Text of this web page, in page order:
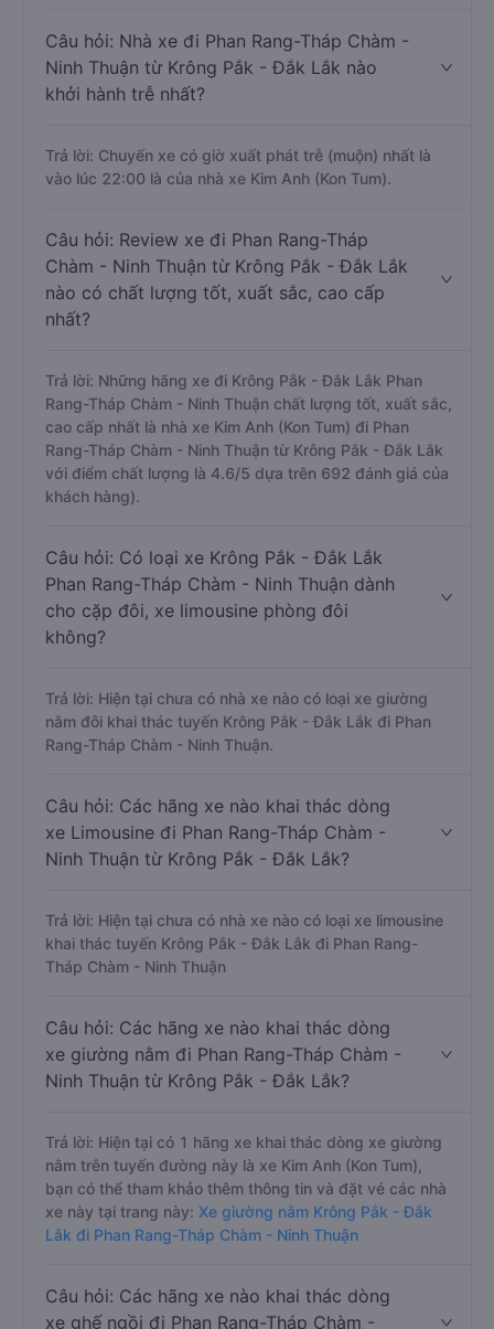
Câu hỏi: Nhà xe đi Phan Rang-Tháp Chàm -
Ninh Thuận từ Krông Pắk - Đắk Lắk nào
khởi hành trễ nhất?
Trả lời: Chuyến xe có giờ xuất phát trễ (muộn) nhất là
vào lúc 22:00 là của nhà xe Kim Anh (Kon Tum).
Câu hỏi: Review xe đi Phan Rang-Tháp
Chàm - Ninh Thuận từ Krông Pắk - Đắk Lắk
nào có chất lượng tốt, xuất sắc, cao cấp
nhất?
Trả lời: Những hãng xe đi Krông Pắk - Đắk Lắk Phan
Rang-Tháp Chàm - Ninh Thuận chất lượng tốt, xuất sắc,
cao cấp nhất là nhà xe Kim Anh (Kon Tum) đi Phan
Rang-Tháp Chàm - Ninh Thuận từ Krông Pắk - Đắk Lắk
với điểm chất lượng là 4.6/5 dựa trên 692 đánh giá của
khách hàng).
Câu hỏi: Có loại xe Krông Pắk - Đắk Lắk
Phan Rang-Tháp Chàm - Ninh Thuận dành
cho cặp đôi, xe limousine phòng đôi
không?
Trả lời: Hiện tại chưa có nhà xe nào có loại xe giường
nằm đôi khai thác tuyến Krông Pắk - Đắk Lắk đi Phan
Rang-Tháp Chàm - Ninh Thuận.
Câu hỏi: Các hãng xe nào khai thác dòng
xe Limousine đi Phan Rang-Tháp Chàm -
Ninh Thuận từ Krông Pắk - Đắk Lắk?
Trả lời: Hiện tại chưa có nhà xe nào có loại xe limousine
khai thác tuyến Krông Pắk - Đắk Lắk đi Phan Rang-
Tháp Chàm - Ninh Thuận
Câu hỏi: Các hãng xe nào khai thác dòng
xe giường nằm đi Phan Rang-Tháp Chàm -
Ninh Thuận từ Krông Pắk - Đắk Lắk?
Trả lời: Hiện tại có 1 hãng xe khai thác dòng xe giường
nằm trên tuyến đường này là xe Kim Anh (Kon Tum),
bạn có thể tham khảo thêm thông tin và đặt vé các nhà
xe này tại trang này: Xe giường nằm Krông Pắk - Đắk
Lắk đi Phan Rang-Tháp Chàm - Ninh Thuận
Câu hỏi: Các hãng xe nào khai thác dòng
xe ghế ngồi đi Phan Rang-Tháp Chàm -